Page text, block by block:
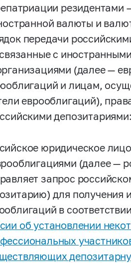
резидентами
валюты и
передачи
с
(далее —
и лицам,
еврооблигаций),
юридическое
(далее —
запрос
для получения
в
об установлении